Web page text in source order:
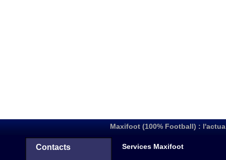
Maxifoot (100% Football) :
Contacts Services Maxifoot